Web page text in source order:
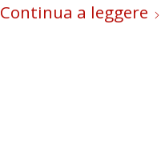
Continua a leggere